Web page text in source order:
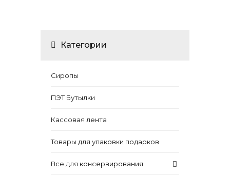
Категории
Сиропы
ПЭТ Бутылки
Кассовая лента
Товары для упаковки подарков
Все для консервирования